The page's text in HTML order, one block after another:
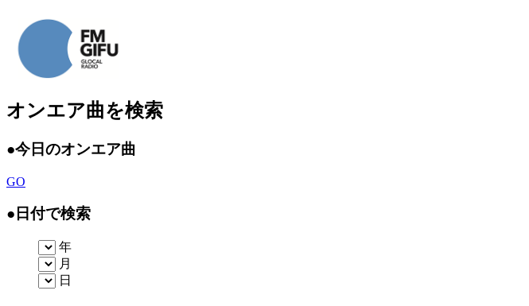
オンエア曲を検索
●今日のオンエア曲
GO
● 日付で検索
年
月
日